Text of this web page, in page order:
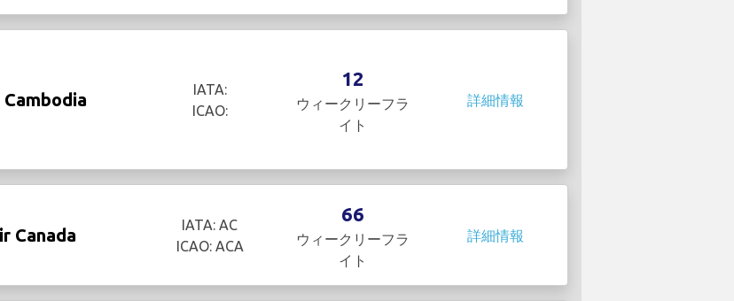
Cambodia
IATA:
ICAO:
12
ウィークリーフラ
イト
詳細情報
Canada
IATA: AC
ICAO: ACA
66
ウィークリーフラ
イト
詳細情報